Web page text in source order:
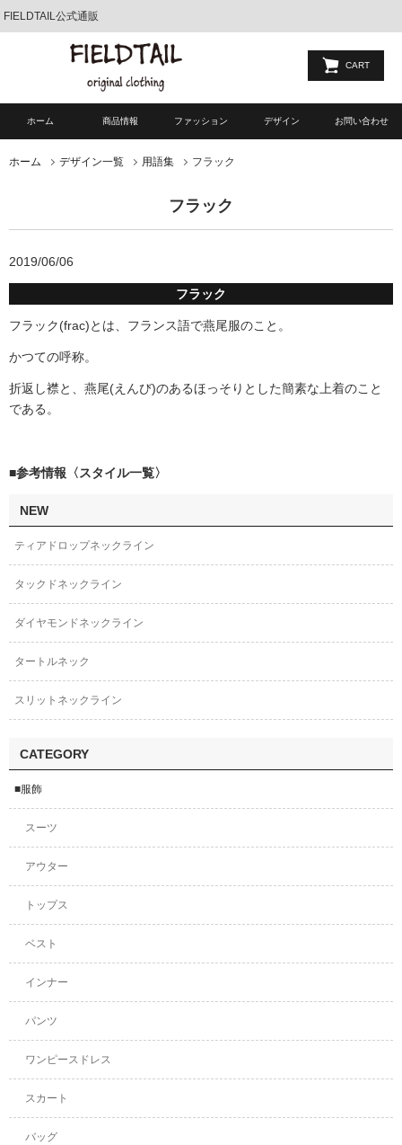
FIELDTAIL公式通販
CART
ホーム 商品情報 ファッション デザイン お問い合わせ
ホーム デザイン一覧 用語集 フラック
フラック
2019/06/06
フラック
フラック(frac)とは、フランス語で燕尾服のこと。
かつての呼称。
折返し襟と、燕尾(えんび)のあるほっそりとした簡素な上着のこと
である。
■参考情報〈スタイル一覧〉
NEW
ティアドロップネックライン
タックドネックライン
ダイヤモンドネックライン
タートルネック
スリットネックライン
CATEGORY
■服飾
スーツ
アウター
トップス
ベスト
インナー
パンツ
ワンピースドレス
スカート
バッグ